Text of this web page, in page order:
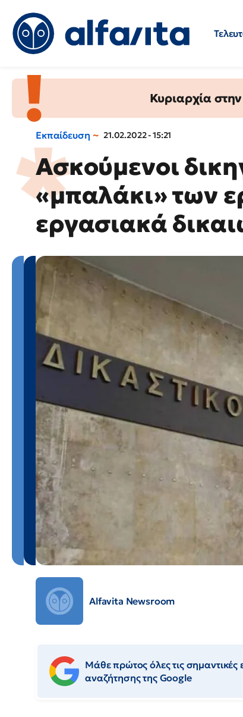
Κυριαρχία
Εκπαίδευση 21.02.2022 - 15:21
Ασκούμενοι
«μπαλάκι» των
εργασιακά
Alfavita Newsroom
Μάθε πρώτος όλες τις
αναζήτησης της Google